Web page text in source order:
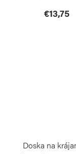
€13,75
Doska na